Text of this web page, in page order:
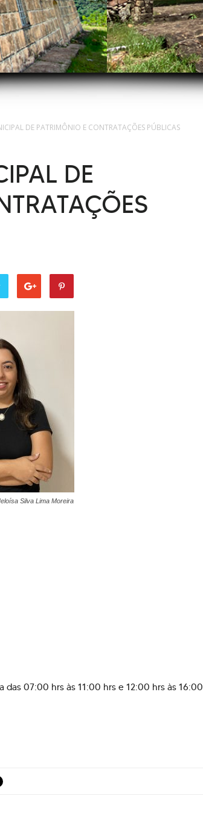
DE PATRIMÔNIO E CONTRATAÇÕES PÚBLICAS
DE
Silva Lima Moreira
das 07:00 hrs às 11:00 hrs e 12:00 hrs às 16:00